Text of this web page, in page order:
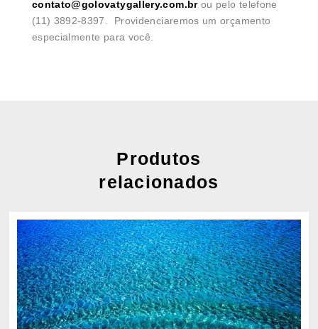
contato@golovatygallery.com.brou pelo telefone
(11) 3892-8397. Providenciaremos um orçamento
especialmente para você.
Produtos
relacionados